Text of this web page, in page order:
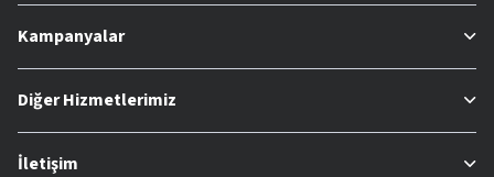
Kampanyalar
Diğer Hizmetlerimiz
İletişim